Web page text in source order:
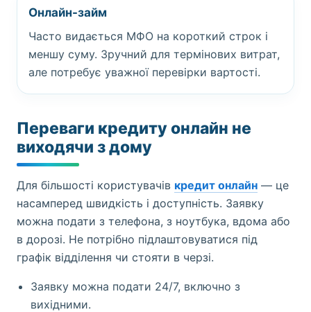
Онлайн-займ
Часто видається МФО на короткий строк і
меншу суму. Зручний для термінових витрат,
але потребує уважної перевірки вартості.
Переваги кредиту онлайн не
виходячи з дому
Для більшості користувачів кредит онлайн — це
насамперед швидкість і доступність. Заявку
можна подати з телефона, з ноутбука, вдома або
в дорозі. Не потрібно підлаштовуватися під
графік відділення чи стояти в черзі.
Заявку можна подати 24/7, включно з
вихідними.